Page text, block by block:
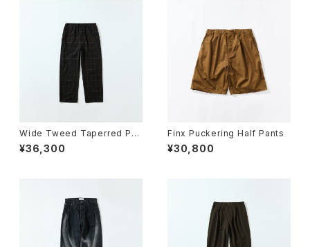
Wide Tweed Taperred Pan
ts
¥36,300
Finx Puckering Half Pants
¥30,800